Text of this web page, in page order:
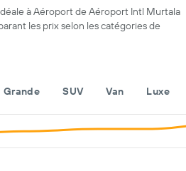
à Aéroport de Aéroport Intl Murtala
les prix selon les catégories de
Grande SUV Van Luxe